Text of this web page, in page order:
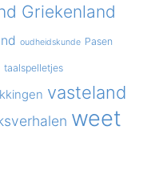
Griekenland
oudheidskunde Pasen
taalspelletjes
vasteland
weet